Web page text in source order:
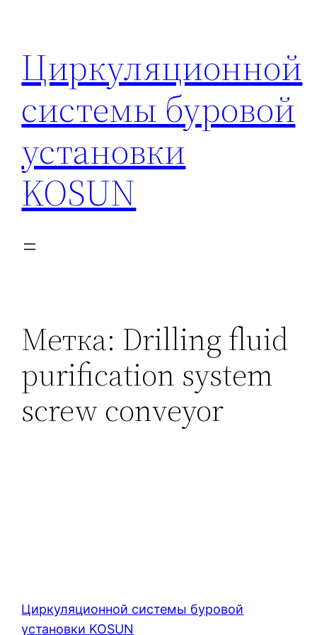
содержимому
Циркуляционной
системы буровой
установки
KOSUN
Метка: Drilling fluid
purification system
screw conveyor
Циркуляционной системы буровой
установки KOSUN